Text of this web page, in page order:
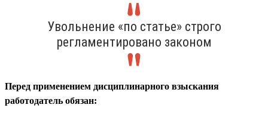
Увольнение «по статье» строго
регламентировано законом
Перед применением дисциплинарного взыскания
работодатель обязан: